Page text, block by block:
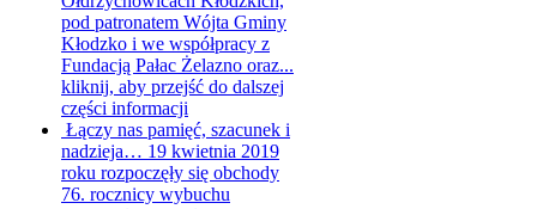
pod patronatem Wójta Gminy
Kłodzko i we współpracy z
Fundacją Pałac Żelazno oraz...
kliknij, aby przejść do dalszej
części informacji
Łączy nas pamięć, szacunek i
nadzieja… 19 kwietnia 2019
roku rozpoczęły się obchody
76. rocznicy wybuchu